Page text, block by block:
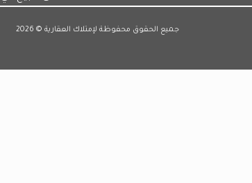
جميع الحقوق محفوظة لإمتلاك العقارية © 2026